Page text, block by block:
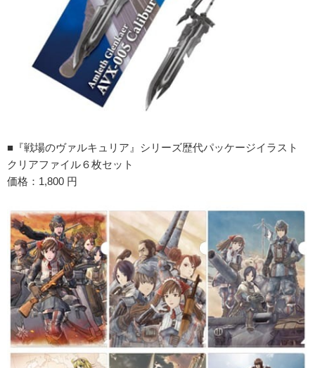
■『戦場のヴァルキュリア』シリーズ歴代パッケージイラスト
クリアファイル６枚セット
価格：1,800 円